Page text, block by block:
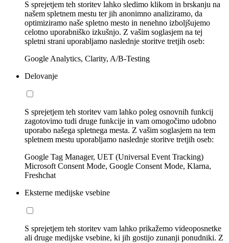
S sprejetjem teh storitev lahko sledimo klikom in brskanju na
našem spletnem mestu ter jih anonimno analiziramo, da
optimiziramo naše spletno mesto in nenehno izboljšujemo
celotno uporabniško izkušnjo. Z vašim soglasjem na tej
spletni strani uporabljamo naslednje storitve tretjih oseb:
Google Analytics, Clarity, A/B-Testing
Delovanje
S sprejetjem teh storitev vam lahko poleg osnovnih funkcij
zagotovimo tudi druge funkcije in vam omogočimo udobno
uporabo našega spletnega mesta. Z vašim soglasjem na tem
spletnem mestu uporabljamo naslednje storitve tretjih oseb:
Google Tag Manager, UET (Universal Event Tracking)
Microsoft Consent Mode, Google Consent Mode, Klarna,
Freshchat
Eksterne medijske vsebine
S sprejetjem teh storitev vam lahko prikažemo videoposnetke
ali druge medijske vsebine, ki jih gostijo zunanji ponudniki. Z